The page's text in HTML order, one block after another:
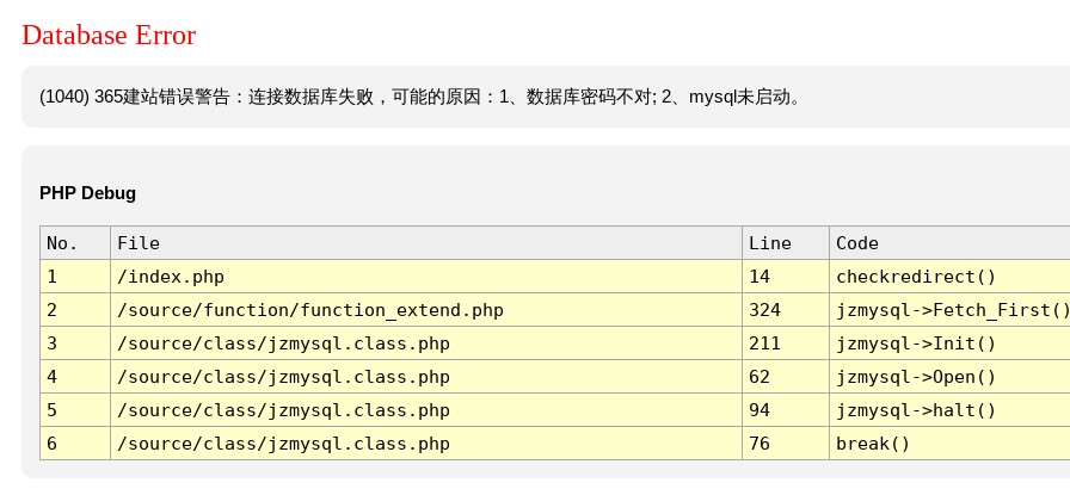
Database Error
(1040) 365建站错误警告：连接数据库失败，可能的原因：1、数据库密码不对; 2、mysql未启动。
PHP Debug
No. File Line
Code
1
/index.php 14
checkredirect()
2
/source/function/function_extend.php 324
jzmysql-
3
/source/class/jzmysql.class.php 211
jzmysql->Init()
4
/source/class/jzmysql.class.php 62
jzmysql->Open()
5
/source/class/jzmysql.class.php 94
jzmysql->halt()
6
/source/class/jzmysql.class.php 76 break()